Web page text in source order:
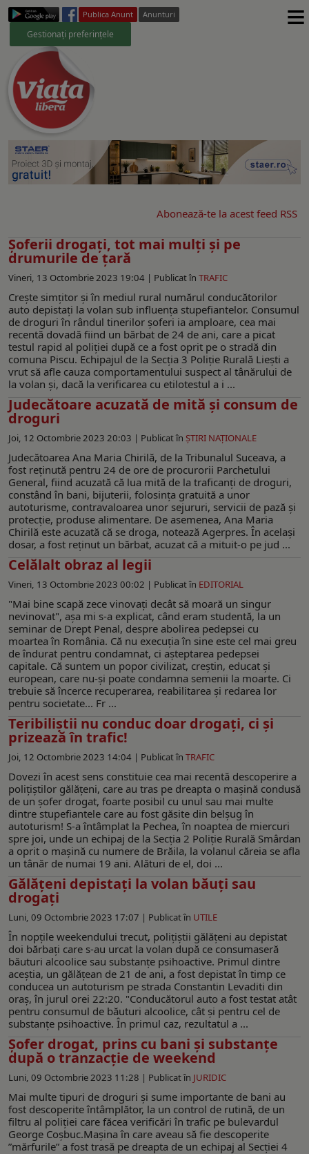
Publica Anunt Anunturi
Gestionați preferințele ≡
Abonează-te la acest feed RSS
Șoferii drogați, tot mai mulți și pe
drumurile de țară
Vineri, 13 Octombrie 2023 19:04 | Publicat în TRAFIC
Crește simțitor și în mediul rural numărul conducătorilor
auto depistați la volan sub influența stupefiantelor. Consumul
de droguri în rândul tinerilor șoferi ia amploare, cea mai
recentă dovadă fiind un bărbat de 24 de ani, care a picat
testul rapid al poliției după ce a fost oprit pe o stradă din
comuna Piscu. Echipajul de la Secția 3 Poliție Rurală Liești a
vrut să afle cauza comportamentului suspect al tânărului de
la volan și, dacă la verificarea cu etilotestul a i ...
Judecătoare acuzată de mită și consum de
droguri
Joi, 12 Octombrie 2023 20:03 | Publicat în ŞTIRI NAŢIONALE
Judecătoarea Ana Maria Chirilă, de la Tribunalul Suceava, a
fost reţinută pentru 24 de ore de procurorii Parchetului
General, fiind acuzată că lua mită de la traficanţi de droguri,
constând în bani, bijuterii, folosinţa gratuită a unor
autoturisme, contravaloarea unor sejururi, servicii de pază şi
protecţie, produse alimentare. De asemenea, Ana Maria
Chirilă este acuzată că se droga, notează Agerpres. În acelaşi
dosar, a fost reţinut un bărbat, acuzat că a mituit-o pe jud ...
Celălalt obraz al legii
Vineri, 13 Octombrie 2023 00:02 | Publicat în EDITORIAL
"Mai bine scapă zece vinovați decât să moară un singur
nevinovat", așa mi s-a explicat, când eram studentă, la un
seminar de Drept Penal, despre abolirea pedepsei cu
moartea în România. Că nu execuția în sine este cel mai greu
de îndurat pentru condamnat, ci așteptarea pedepsei
capitale. Că suntem un popor civilizat, creștin, educat și
european, care nu-și poate condamna semenii la moarte. Ci
trebuie să încerce recuperarea, reabilitarea și redarea lor
pentru societate... Fr ...
Teribiliștii nu conduc doar drogați, ci și
prizează în trafic!
Joi, 12 Octombrie 2023 14:04 | Publicat în TRAFIC
Dovezi în acest sens constituie cea mai recentă descoperire a
polițiștilor gălățeni, care au tras pe dreapta o mașină condusă
de un șofer drogat, foarte posibil cu unul sau mai multe
dintre stupefiantele care au fost găsite din belșug în
autoturism! S-a întâmplat la Pechea, în noaptea de miercuri
spre joi, unde un echipaj de la Secția 2 Poliție Rurală Smârdan
a oprit o mașină cu numere de Brăila, la volanul căreia se afla
un tânăr de numai 19 ani. Alături de el, doi ...
Gălăţeni depistaţi la volan băuți sau
drogați
Luni, 09 Octombrie 2023 17:07 | Publicat în UTILE
În nopțile weekendului trecut, polițiștii gălățeni au depistat
doi bărbați care s-au urcat la volan după ce consumaseră
băuturi alcoolice sau substanțe psihoactive. Primul dintre
aceștia, un gălățean de 21 de ani, a fost depistat în timp ce
conducea un autoturism pe strada Constantin Levaditi din
oraș, în jurul orei 22:20. "Conducătorul auto a fost testat atât
pentru consumul de băuturi alcoolice, cât și pentru cel de
substanțe psihoactive. În primul caz, rezultatul a ...
Șofer drogat, prins cu bani și substanțe
după o tranzacție de weekend
Luni, 09 Octombrie 2023 11:28 | Publicat în JURIDIC
Mai multe tipuri de droguri și sume importante de bani au
fost descoperite întâmplător, la un control de rutină, de un
filtru al poliției care făcea verificări în trafic pe bulevardul
George Coșbuc.Mașina în care aveau să fie descoperite
”mărfurile” a fost trasă pe dreapta de un echipaj al Secției 4